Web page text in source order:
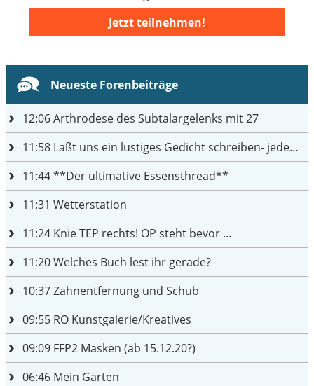
Jetzt teilnehmen!
Neueste Forenbeiträge
12:06Arthrodese des Subtalargelenks mit 27
11:58 Laßt uns ein lustiges Gedicht schreiben- jeder einen Satz
11:44**Der ultimative Essensthread**
11:31 Wetterstation
11:24 Knie TEP rechts! OP steht bevor ...
11:20Welches Buch lest ihr gerade?
10:37Zahnentfernung und Schub
09:55 RO Kunstgalerie/Kreatives
09:09 FFP2 Masken (ab 15.12.20?)
06:46 Mein Garten